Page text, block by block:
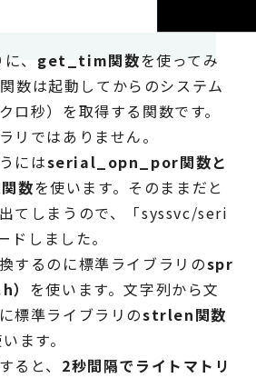
、 get_tim関数を使ってみ
数は起動してからのシステム
ロ秒）を取得する関数です。
リではありません。
にはserial_opn_por関数と
数を使います。そのままだと
てしまうので、「syssvc/seri
しました。
するのに標準ライブラリのspr
を使います。文字列から文
標準ライブラリのstrlen関数
ます。
ると、 2秒間隔でライトマトリ